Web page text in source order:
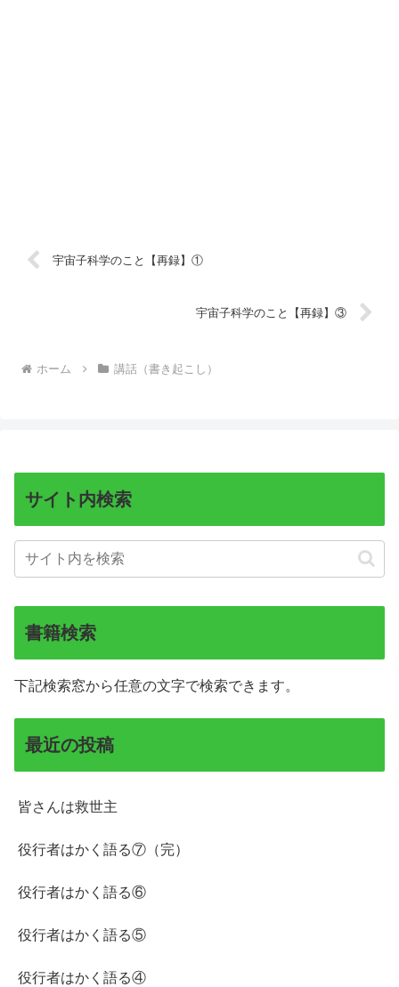
宇宙子科学のこと【再録】①
宇宙子科学のこと【再録】③
ホーム 講話（書き起こし）
サイト内検索
書籍検索
下記検索窓から任意の文字で検索できます。
最近の投稿
皆さんは救世主
役行者はかく語る⑦（完）
役行者はかく語る⑥
役行者はかく語る⑤
役行者はかく語る④